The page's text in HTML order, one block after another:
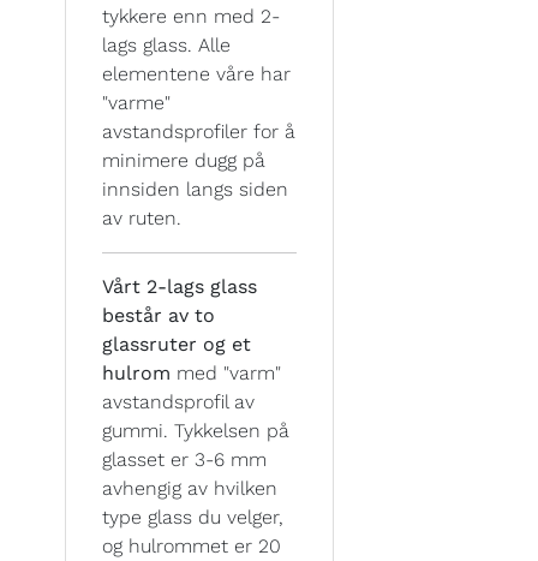
tykkere enn med 2-
lags glass. Alle
elementene våre har
"varme"
avstandsprofiler for å
minimere dugg på
innsiden langs siden
av ruten.
Vårt 2-lags glass
består av to
glassruter og et
hulrom med "varm"
avstandsprofil av
gummi. Tykkelsen på
glasset er 3-6 mm
avhengig av hvilken
type glass du velger,
og hulrommet er 20